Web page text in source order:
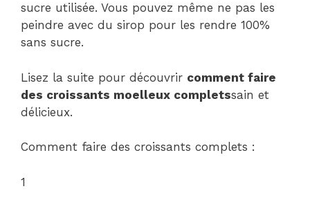
sucre utilisée. Vous pouvez même ne pas les
peindre avec du sirop pour les rendre 100%
sans sucre.
Lisez la suite pour découvrir comment faire
des croissants moelleux completssain et
délicieux.
Comment faire des croissants complets :
1